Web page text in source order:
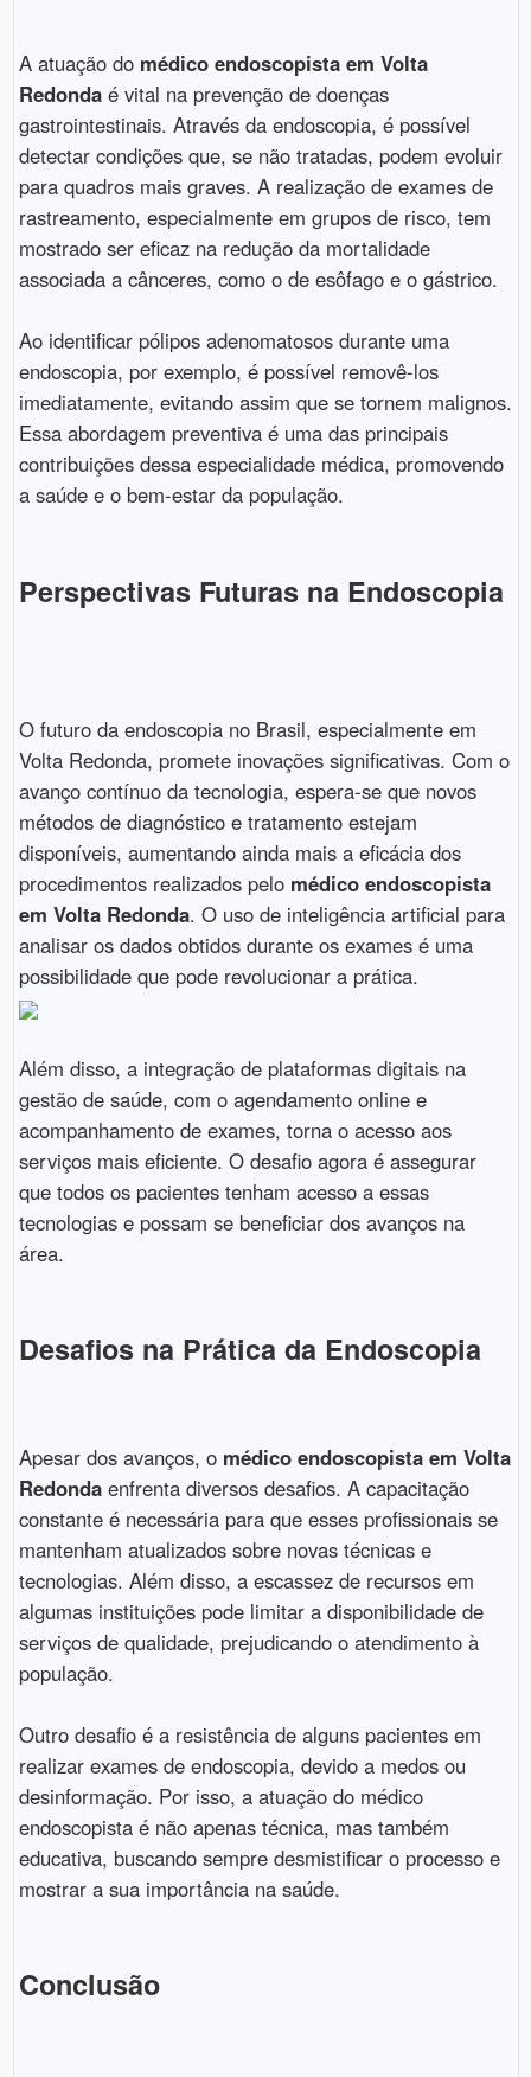
A atuação do médico endoscopista em Volta
Redondaé vital na prevenção de doenças
gastrointestinais. Através da endoscopia, é possível
detectar condições que, se não tratadas, podem evoluir
para quadros mais graves. A realização de exames de
rastreamento, especialmente em grupos de risco, tem
mostrado ser eficaz na redução da mortalidade
associada a cânceres, como o de esôfago e o gástrico.
Ao identificar pólipos adenomatosos durante uma
endoscopia, por exemplo, é possível removê-los
imediatamente, evitando assim que se tornem malignos.
Essa abordagem preventiva é uma das principais
contribuições dessa especialidade médica, promovendo
a saúde e o bem-estar da população.
Perspectivas Futuras na Endoscopia
O futuro da endoscopia no Brasil, especialmente em
Volta Redonda, promete inovações significativas. Com o
avanço contínuo da tecnologia, espera-se que novos
métodos de diagnóstico e tratamento estejam
disponíveis, aumentando ainda mais a eficácia dos
procedimentos realizados pelo médico endoscopista
em Volta Redonda. O uso de inteligência artificial para
analisar os dados obtidos durante os exames é uma
possibilidade que pode revolucionar a prática.
Além disso, a integração de plataformas digitais na
gestão de saúde, com o agendamento online e
acompanhamento de exames, torna o acesso aos
serviços mais eficiente. O desafio agora é assegurar
que todos os pacientes tenham acesso a essas
tecnologias e possam se beneficiar dos avanços na
área.
Desafios na Prática da Endoscopia
Apesar dos avanços, o médico endoscopista em Volta
Redondaenfrenta diversos desafios. A capacitação
constante é necessária para que esses profissionais se
mantenham atualizados sobre novas técnicas e
tecnologias. Além disso, a escassez de recursos em
algumas instituições pode limitar a disponibilidade de
serviços de qualidade, prejudicando o atendimento à
população.
Outro desafio é a resistência de alguns pacientes em
realizar exames de endoscopia, devido a medos ou
desinformação. Por isso, a atuação do médico
endoscopista é não apenas técnica, mas também
educativa, buscando sempre desmistificar o processo e
mostrar a sua importância na saúde.
Conclusão